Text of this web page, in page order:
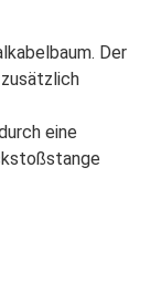
Der
eine